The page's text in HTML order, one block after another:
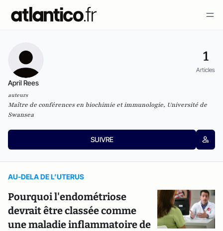
1
Articles
April Rees
auteurs
Maître de conférences en biochimie et immunologie, Université de
Swansea
SUIVRE
AU-DELA DE L’UTERUS
Pourquoi l'endométriose
devrait être classée comme
une maladie inflammatoire de